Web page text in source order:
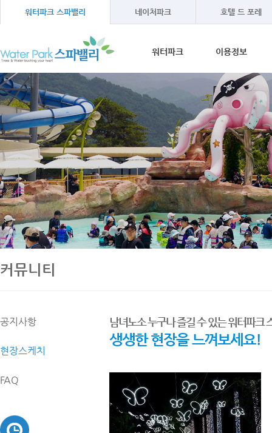
워터파크 스파밸리 네이처파크 호텔 드 포레
워터파크
오시는길
이용정보
이용안내
이용방법
이용시간
이용요금
단체프로그램
커뮤니티
공지사항
현장스케치
FAQ
남녀노소 누구나 즐길 수 있는 워터파크
생생한 현장을 느껴보세요!